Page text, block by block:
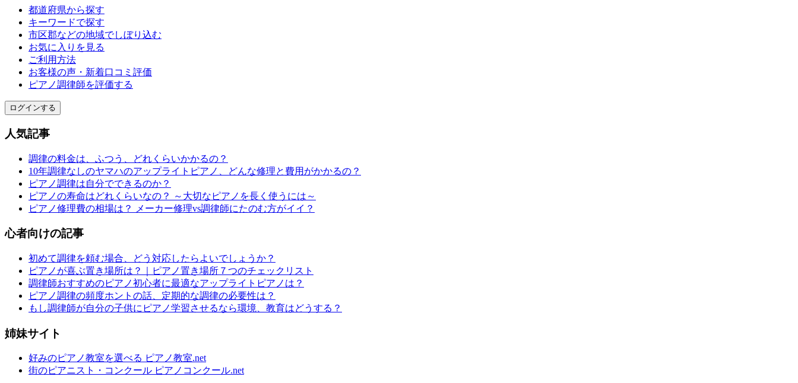
都道府県から探す
キーワードで探す
市区郡などの地域でしぼり込む
お気に入りを見る
ご利用方法
お客様の声・新着口コミ評価
ピアノ調律師を評価する
ログインする
人気記事
調律の料金は、ふつう、どれくらいかかるの？
10年調律なしのヤマハのアップライトピアノ、どんな修理と費用がかかるの？
ピアノ調律は自分でできるのか？
ピアノの寿命はどれくらいなの？ ～大切なピアノを長く使うには～
ピアノ修理費の相場は？ メーカー修理vs調律師にたのむ方がイイ？
心者向けの記事
初めて調律を頼む場合、どう対応したらよいでしょうか？
ピアノが喜ぶ置き場所は？｜ピアノ置き場所７つのチェックリスト
調律師おすすめのピアノ初心者に最適なアップライトピアノは？
ピアノ調律の頻度ホントの話、定期的な調律の必要性は？
もし調律師が自分の子供にピアノ学習させるなら環境、教育はどうする？
姉妹サイト
好みのピアノ教室を選べる ピアノ教室.net
街のピアニスト・コンクール ピアノコンクール.net